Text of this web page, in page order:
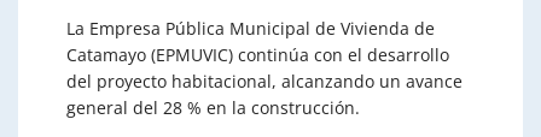
La Empresa Pública Municipal de Vivienda de
Catamayo (EPMUVIC) continúa con el desarrollo
del proyecto habitacional, alcanzando un avance
general del 28 % en la construcción.